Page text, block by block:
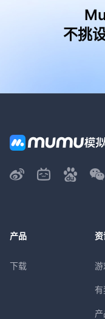
不挑
产品
下载
资